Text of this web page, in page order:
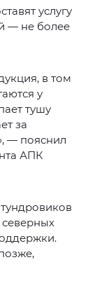
услугу
— не более
в том
у
тушу
за
— пояснил
АПК